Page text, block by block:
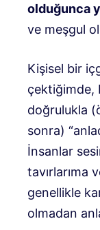
olduğunca
ve meşgul
Kişisel bir
çektiğimde,
doğrulukla
sonra)
İnsanlar
tavırlarıma
genellikle
olmadan